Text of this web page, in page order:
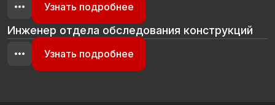
Узнать подробнее
Инженер отдела обследования конструкций
Узнать подробнее